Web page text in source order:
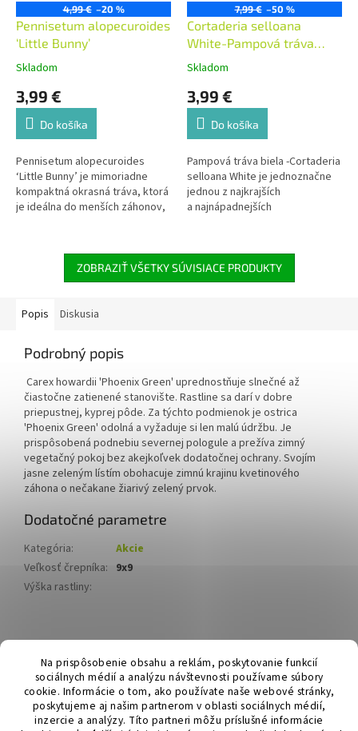
Na prispôsobenie obsahu a reklám, poskytovanie funkcií
sociálnych médií a analýzu návštevnosti používame súbory
cookie. Informácie o tom, ako používate naše webové stránky,
poskytujeme aj našim partnerom v oblasti sociálnych médií,
inzercie a analýzy. Títo partneri môžu príslušné informácie
4,99 € –20 %
Pennisetum alopecuroides
‘Little Bunny’
Skladom
3,99 €
Do košíka
Pennisetum alopecuroides
‘Little Bunny’ je mimoriadne
kompaktná okrasná tráva, ktorá
je ideálna do menších záhonov,
najnižšie odrody perovca,
vďaka čomu pôsobí elegantne,
jemne a upravene aj na menšej
7,99 € –50 %
Cortaderia selloana
White-Pampová tráva
biela - AKCIA
Skladom
3,99 €
Do košíka
Pampová tráva biela -Cortaderia
selloana White je jednoznačne
jednou z najkrajších
a najnápadnejších
podmienkach pestovať.
ZOBRAZIŤ VŠETKY SÚVISIACE PRODUKTY
Popis Diskusia
Podrobný popis
Carex howardii 'Phoenix Green' uprednostňuje slnečné až
čiastočne zatienené stanovište. Rastline sa darí v dobre
priepustnej, kyprej pôde. Za týchto podmienok je ostrica
'Phoenix Green' odolná a vyžaduje si len malú údržbu. Je
prispôsobená podnebiu severnej pologule a prežíva zimný
vegetačný pokoj bez akejkoľvek dodatočnej ochrany. Svojím
jasne zeleným lístím obohacuje zimnú krajinu kvetinového
záhona o nečakane žiarivý zelený prvok.
Dodatočné parametre
Kategória:
Akcie
Veľkosť črepníka: 9x9
Výška rastliny:
á
Hurmikaki.com